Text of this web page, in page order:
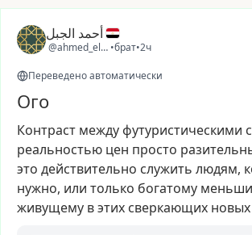
أحمد الجبل
@ahmed_elgabal
•брат•2ч
Переведено автоматически
Ого
Контраст междуфутуристическими
реальностью цен просто
это действительно служить людям,
нужно, или только богатому
живущему вэтих сверкающих новых